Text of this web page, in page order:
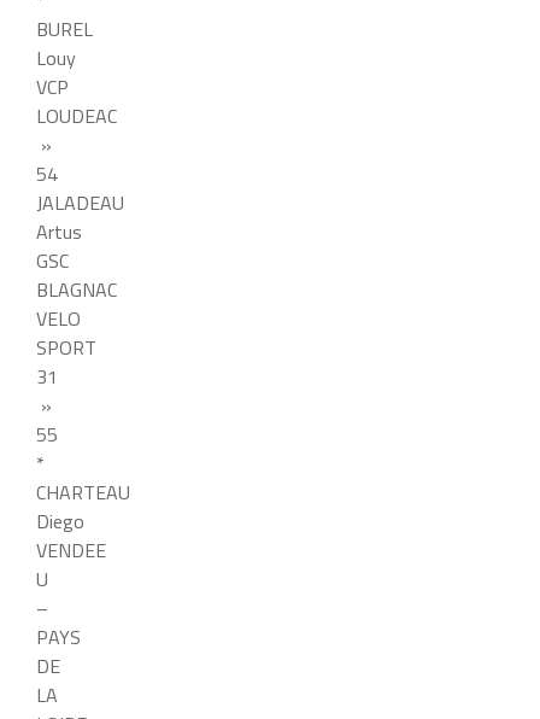
BUREL
Louy
VCP
LOUDEAC
»
54
JALADEAU
Artus
GSC
BLAGNAC
VELO
SPORT
31
»
55
*
CHARTEAU
Diego
VENDEE
U
–
PAYS
DE
LA